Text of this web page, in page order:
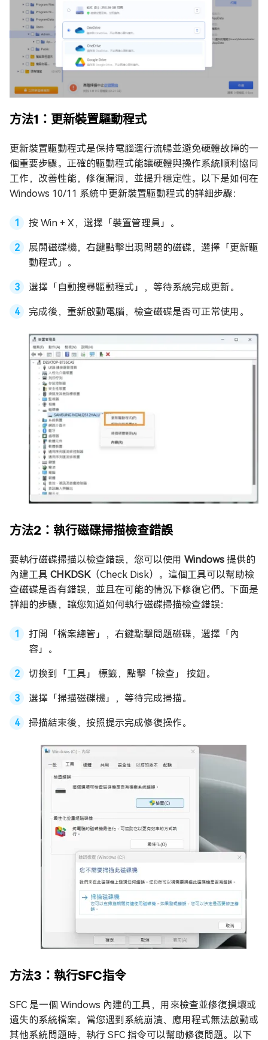
方法1：更新裝置驅動程式
更新裝置驅動程式是保持電腦運行流暢並避免硬體故障的一
個重要步驟。正確的驅動程式能讓硬體與操作系統順利協同
工作，改善性能，修復漏洞，並提升穩定性。以下是如何在
Windows 10/11 系統中更新裝置驅動程式的詳細步驟：
按 Win + X，選擇「裝置管理員」。
展開磁碟機，右鍵點擊出現問題的磁碟，選擇「更新驅
動程式」。
選擇「自動搜尋驅動程式」，等待系統完成更新。
完成後，重新啟動電腦，檢查磁碟是否可正常使用。
方法2：執行磁碟掃描檢查錯誤
要執行磁碟掃描以檢查錯誤，您可以使用 Windows 提供的
內建工具 CHKDSK（Check Disk）。這個工具可以幫助檢
查磁碟是否有錯誤，並且在可能的情況下修復它們。下面是
詳細的步驟，讓您知道如何執行磁碟掃描檢查錯誤：
打開「檔案總管」，右鍵點擊問題磁碟，選擇「內
容」。
切換到「工具」 標籤，點擊「檢查」 按鈕。
選擇「掃描磁碟機」，等待完成掃描。
掃描結束後，按照提示完成修復操作。
方法3：執行SFC指令
SFC 是一個 Windows 內建的工具，用來檢查並修復損壞或
遺失的系統檔案。當您遇到系統崩潰、應用程式無法啟動或
其他系統問題時，執行 SFC 指令可以幫助修復問題。以下